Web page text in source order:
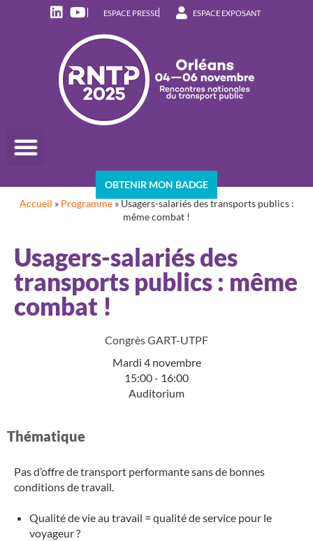
ESPACE PRESSE ESPACE EXPOSANT
OBTENIR MON BADGE
Accueil » Programme» Usagers-salariés des transports publics :
même combat !
Usagers-salariés des
transports publics : même
combat !
Congrès GART-UTPF
Mardi 4 novembre
15:00 - 16:00
Auditorium
Thématique​
Pas d’offre de transport performante sans de bonnes
conditions de travail.
Qualité de vie au travail = qualité de service pour le
voyageur ?